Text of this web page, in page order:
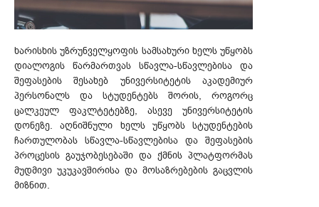
ხარისხის უზრუნველყოფის სამსახური ხელს უწყობს
დიალოგის წარმართვას სწავლა-სწავლებისა და
შეფასების შესახებ უნივერსიტეტის აკადემიურ
პერსონალს და სტუდენტებს შორის, როგორც
ცალკეულ ფაკლტეტებზე, ასევე უნივერსიტეტის
დონეზე. აღნიშნული ხელს უწყობს სტუდენტების
ჩართულობას სწავლა-სწავლებისა და შეფასების
პროცესის გაუჯობესებაში და ქმნის პლატფორმას
მუდმივი უკუკავშირისა და მოსაზრებების გაცვლის
მიზნით.